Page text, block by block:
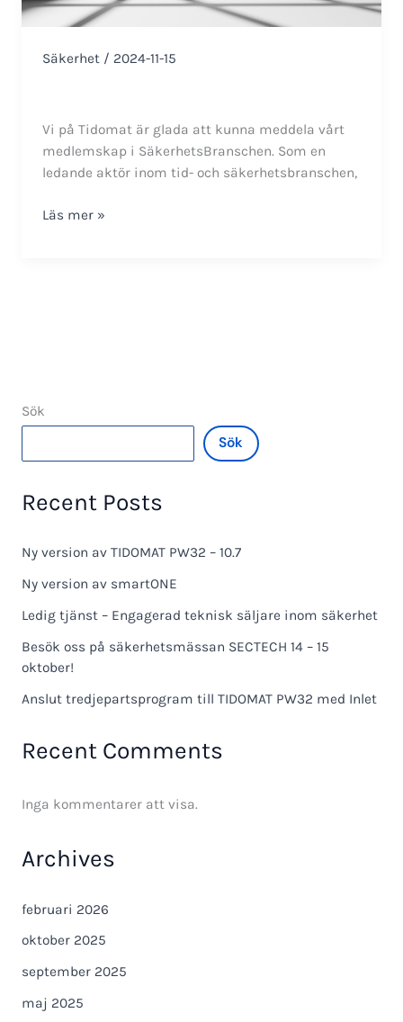
Säkerhet / 2024-11-15
Vi på Tidomat är glada att kunna meddela vårt
medlemskap i SäkerhetsBranschen. Som en
ledande aktör inom tid- och säkerhetsbranschen,
Tidomat
Läs mer »
Sök
Sök
Recent Posts
Ny version av TIDOMAT PW32 – 10.7
Ny version av smartONE
Ledig tjänst – Engagerad teknisk säljare inom säkerhet
Besök oss på säkerhetsmässan SECTECH 14 – 15
oktober!
Anslut tredjepartsprogram till TIDOMAT PW32 med Inlet
Recent Comments
Inga kommentarer att visa.
Archives
februari 2026
oktober 2025
september 2025
maj 2025